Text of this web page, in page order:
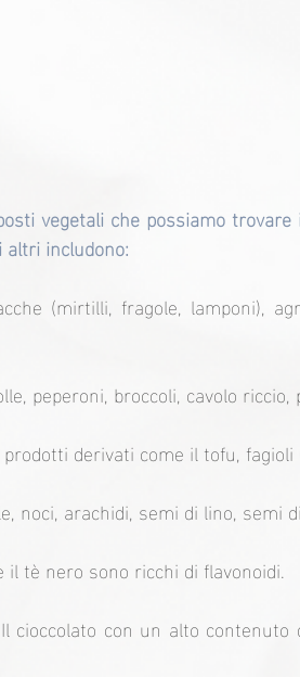
vegetali che possiamo
includono:
(mirtilli, fragole, lamponi),
peperoni, broccoli, cavolo
derivati come il tofu,
noci, arachidi, semi di lino, semi
il tè nero sono ricchi di flavonoidi.
Il cioccolato con un alto